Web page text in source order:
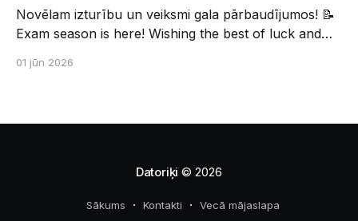
Novēlam izturību un veiksmi gala pārbaudījumos! 📝
Exam season is here! Wishing the best of luck and
pašpārvaldes komunikācijas virziens
01 jūn 2026
Datoriķi © 2026
Sākums Kontakti Vecā mājaslapa